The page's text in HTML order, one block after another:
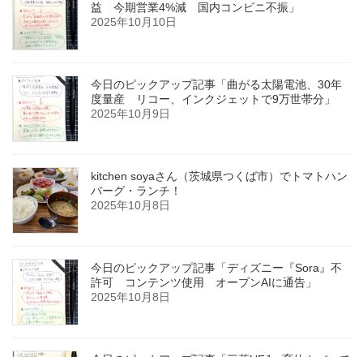
益 今期営業4%減 国内コンビニ不振」
2025年10月10日
今日のピックアップ記事「曲がる太陽電池、30年
度量産 リコー、インクジェットで9万世帯分」
2025年10月9日
kitchen soyaさん（茨城県つくば市）でトマトハン
バーグ・ランチ！
2025年10月8日
今日のピックアップ記事「ディズニー『Sora』不
許可 コンテンツ使用 オープンAIに通告」
2025年10月8日